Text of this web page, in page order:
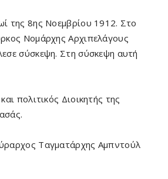
της 8ης Νοεμβρίου 1912. Στο
Νομάρχης Αρχιπελάγους
σύσκεψη. Στη σύσκεψη αυτή
πολιτικός Διοικητής της
Ταγματάρχης Αμπντούλ